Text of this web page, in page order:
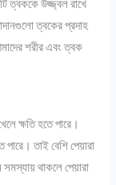
ত্বককে উজ্জ্বল রাখে
ত্বকের প্রদাহ
শরীর এবং ত্বক
ক্ষতি হতে পারে।
পারে। তাই বেশি পেয়ারা
থাকলে পেয়ারা